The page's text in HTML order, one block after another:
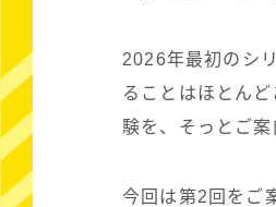
2026年最初のシ
ることはほとん
験を、そっとご
今回は第2回をご